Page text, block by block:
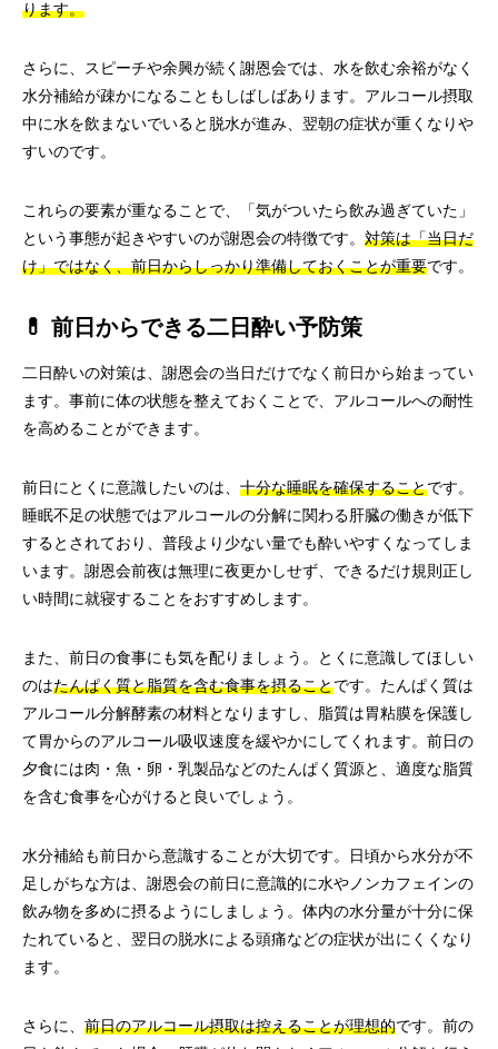
ります。
さらに、スピーチや余興が続く謝恩会では、水を飲む余裕がなく
水分補給が疎かになることもしばしばあります。アルコール摂取
中に水を飲まないでいると脱水が進み、翌朝の症状が重くなりや
すいのです。
これらの要素が重なることで、「気がついたら飲み過ぎていた」
という事態が起きやすいのが謝恩会の特徴です。 対策は「当日だ
け」ではなく、前日からしっかり準備しておくことが重要です。
💊 前日からできる二日酔い予防策
二日酔いの対策は、謝恩会の当日だけでなく前日から始まってい
ます。事前に体の状態を整えておくことで、アルコールへの耐性
を高めることができます。
前日にとくに意識したいのは、 十分な睡眠を確保することです。
睡眠不足の状態ではアルコールの分解に関わる肝臓の働きが低下
するとされており、普段より少ない量でも酔いやすくなってしま
います。謝恩会前夜は無理に夜更かしせず、できるだけ規則正し
い時間に就寝することをおすすめします。
また、前日の食事にも気を配りましょう。とくに意識してほしい
のはたんぱく質と脂質を含む食事を摂ることです。たんぱく質は
アルコール分解酵素の材料となりますし、脂質は胃粘膜を保護し
て胃からのアルコール吸収速度を緩やかにしてくれます。前日の
夕食には肉・魚・卵・乳製品などのたんぱく質源と、適度な脂質
を含む食事を心がけると良いでしょう。
水分補給も前日から意識することが大切です。日頃から水分が不
足しがちな方は、謝恩会の前日に意識的に水やノンカフェインの
飲み物を多めに摂るようにしましょう。体内の水分量が十分に保
たれていると、翌日の脱水による頭痛などの症状が出にくくなり
ます。
さらに、 前日のアルコール摂取は控えることが理想的です。前の